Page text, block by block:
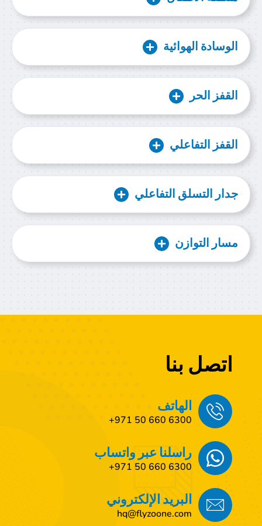
الوسادة الهوائية
القفز الحر
القفز التفاعلي
جدار التسلق التفاعلي
مسار التوازن
اتصل بنا
الهاتف
6300 660 50 971+
راسلنا عبر واتساب
6300 660 50 971+
البريد الإلكتروني
hq@flyzoone.com